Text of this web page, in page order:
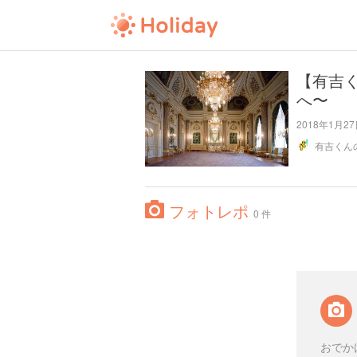
【有
へ〜
2018年1月27
フォトレポ 0 件
おで